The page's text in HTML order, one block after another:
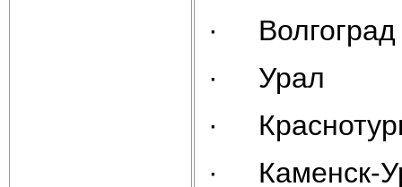
· Волгоград
· Урал
·
· Каменск-